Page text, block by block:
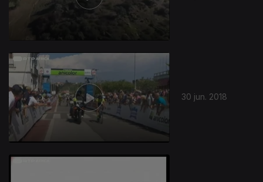
30 jun. 2018